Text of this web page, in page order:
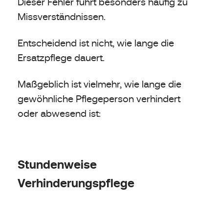
Missverständnissen.
Entscheidend ist nicht, wie lange die
Ersatzpflege dauert.
Maßgeblich ist vielmehr, wie lange die
gewöhnliche Pflegeperson verhindert
oder abwesend ist:
Stundenweise
Verhinderungspflege